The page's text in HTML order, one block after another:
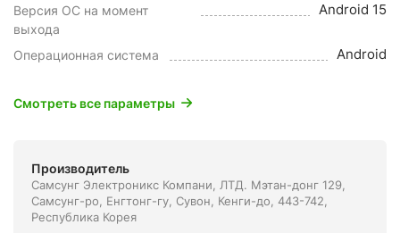
Версия ОС на момент
выхода
Android 15
Операционная система Android
Смотреть все параметры
Производитель
Самсунг Электроникс Компани, ЛТД. Мэтан-донг 129,
Самсунг-ро, Енгтонг-гу, Сувон, Кенги-до, 443-742,
Республика Корея